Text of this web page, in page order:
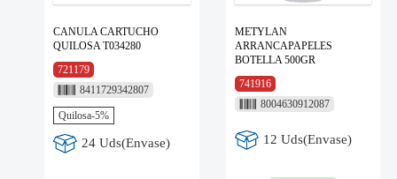
CANULA CARTUCHO
QUILOSA T034280
721179
8411729342807
Quilosa-5%
24 Uds(Envase)
METYLAN
ARRANCAPAPELES
BOTELLA 500GR
741916
8004630912087
12 Uds(Envase)